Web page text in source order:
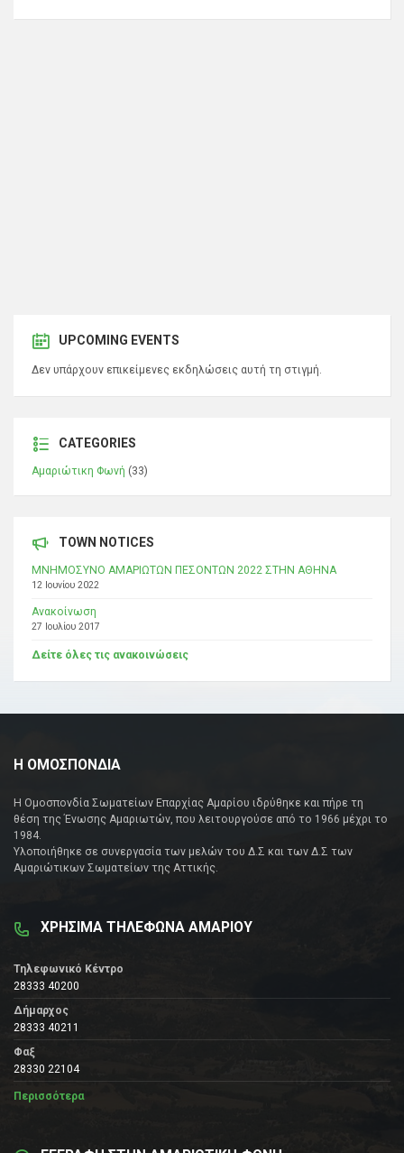
UPCOMING EVENTS
Δεν υπάρχουν επικείμενες εκδηλώσεις αυτή τη στιγμή.
CATEGORIES
Αμαριώτικη Φωνή (33)
TOWN NOTICES
ΜΝΗΜΟΣΥΝΟ ΑΜΑΡΙΩΤΩΝ ΠΕΣΟΝΤΩΝ 2022 ΣΤΗΝ ΑΘΗΝΑ
12 Ιουνίου 2022
Ανακοίνωση
27 Ιουλίου 2017
Δείτε όλες τις ανακοινώσεις
Η ΟΜΟΣΠΟΝΔΙΑ
Η Ομοσπονδία Σωματείων Επαρχίας Αμαρίου ιδρύθηκε και πήρε τη
θέση της Ένωσης Αμαριωτών, που λειτουργούσε από το 1966 μέχρι το
1984.
Υλοποιήθηκε σε συνεργασία των μελών του Δ.Σ και των Δ.Σ των
Αμαριώτικων Σωματείων της Αττικής.
ΧΡΗΣΙΜΑ ΤΗΛΕΦΩΝΑ ΑΜΑΡΙΟΥ
Τηλεφωνικό Κέντρο
28333 40200
Δήμαρχος
28333 40211
Φαξ
28330 22104
Περισσότερα